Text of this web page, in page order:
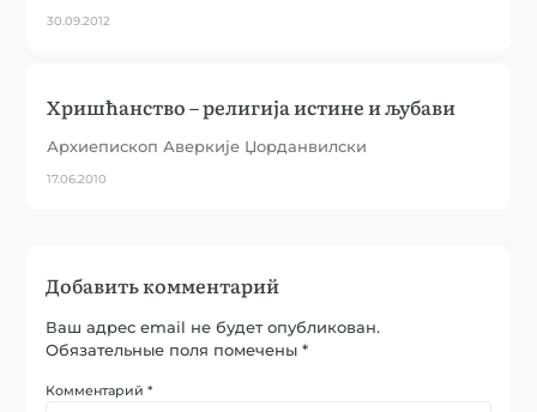
30.09.2012
Хришћанство – религија истине и љубави
Архиепископ Аверкије Џорданвилски
17.06.2010
Добавить комментарий
Ваш адрес email не будет опубликован.
Обязательные поля помечены*
Комментарий*